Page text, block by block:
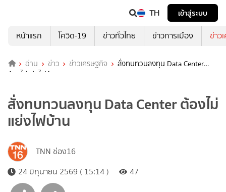
TH
เข้าสู่ระบบ
หน้าแรก
โควิด-19 ข่าวทั่วไทย ข่าวการเมือง ข่าว
อ่าน ข่าว ข่าวเศรษฐกิจ
สั่งทบทวนลงทุน Data Center
ต้องไม่แย่งไฟบ้าน
สั่งทบทวนลงทุน Data Center ต้องไม่
แย่งไฟบ้าน
TNN ช่อง16
24 มิถุนายน 2569 ( 15:14 )
47